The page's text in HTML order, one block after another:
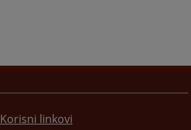
Korisni linkovi